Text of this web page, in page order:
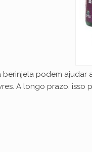
berinjela podem
A longo prazo, isso